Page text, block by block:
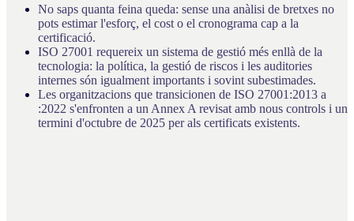
No saps quanta feina queda: sense una anàlisi de bretxes no
pots estimar l'esforç, el cost o el cronograma cap a la
certificació.
ISO 27001 requereix un sistema de gestió més enllà de la
tecnologia: la política, la gestió de riscos i les auditories
internes són igualment importants i sovint subestimades.
Les organitzacions que transicionen de ISO 27001:2013 a
:2022 s'enfronten a un Annex A revisat amb nous controls i un
termini d'octubre de 2025 per als certificats existents.